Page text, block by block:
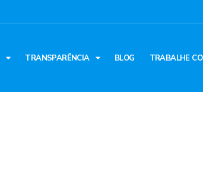
TRANSPARÊNCIA BLOG TRABALHE